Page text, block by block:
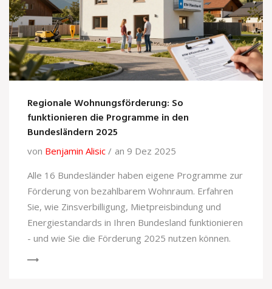
Regionale Wohnungsförderung: So
funktionieren die Programme in den
Bundesländern 2025
von Benjamin Alisic
an 9 Dez 2025
Alle 16 Bundesländer haben eigene Programme zur
Förderung von bezahlbarem Wohnraum. Erfahren
Sie, wie Zinsverbilligung, Mietpreisbindung und
Energiestandards in Ihren Bundesland funktionieren
- und wie Sie die Förderung 2025 nutzen können.